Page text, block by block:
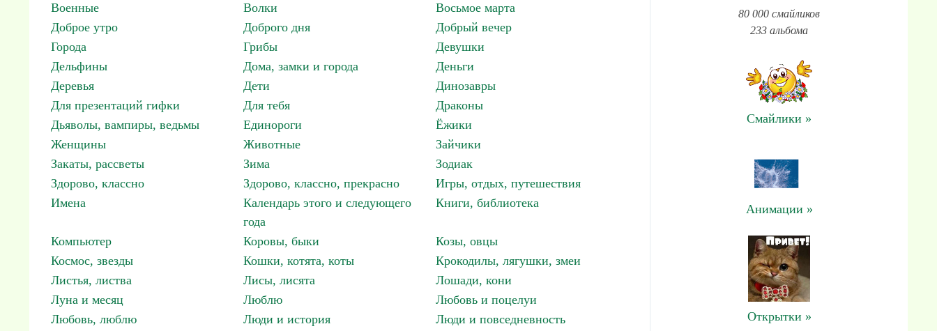
Военные
Волки
Восьмое марта
Доброе утро
Доброго дня
Добрый вечер
Города
Грибы
Девушки
Дельфины
Дома, замки и города
Деньги
Деревья
Дети
Динозавры
Для презентаций гифки
Для тебя
Драконы
Дьяволы, вампиры, ведьмы
Единороги
Ёжики
Женщины
Животные
Зайчики
Закаты, рассветы
Зима
Зодиак
Здорово, классно
Здорово, классно, прекрасно
Игры, отдых, путешествия
Имена
Календарь этого и следующего
года
Книги, библиотека
Компьютер Коровы, быки
Козы, овцы
Космос, звезды
Кошки, котята, коты
Крокодилы, лягушки, змеи
Листья, листва
Лисы, лисята
Лошади, кони
Луна и месяц
Люблю
Любовь и поцелуи
Любовь, люблю
Люди и история
Люди и повседневность
80 000 смайликов
233 альбома
Смайлики »
Анимации »
Открытки »